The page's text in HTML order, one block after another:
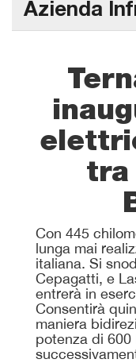
Azienda
tra
Con 445
lunga mai
italiana. Si
Cepagatti, e
entrerà in
Consentirà
maniera
potenza di